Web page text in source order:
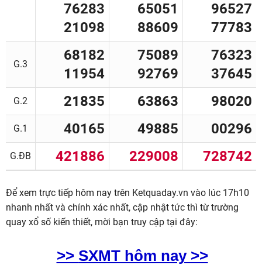
76283
21098
65051
88609
96527
77783
G.3
68182
11954
75089
92769
76323
37645
G.2 21835 63863 98020
G.1 40165 49885 00296
G.ĐB 421886 229008 728742
Để xem trực tiếp hôm nay trên Ketquaday.vn vào lúc 17h10
nhanh nhất và chính xác nhất, cập nhật tức thì từ trường
quay xổ số kiến thiết, mời bạn truy cập tại đây:
>> SXMT hôm nay >>